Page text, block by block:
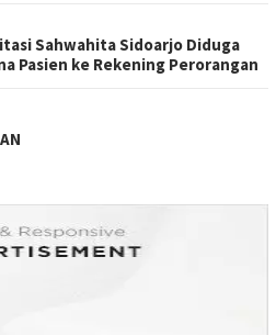
Sahwahita Sidoarjo Diduga
Pasien ke Rekening Perorangan